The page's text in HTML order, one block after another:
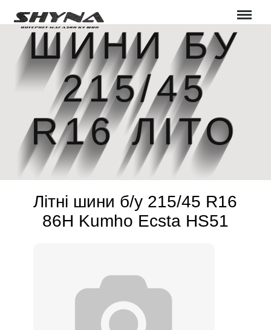
ШИНИ БУ
215/45
R16 ЛІТО
Літні шини б/у 215/45 R16
86H Kumho Ecsta HS51